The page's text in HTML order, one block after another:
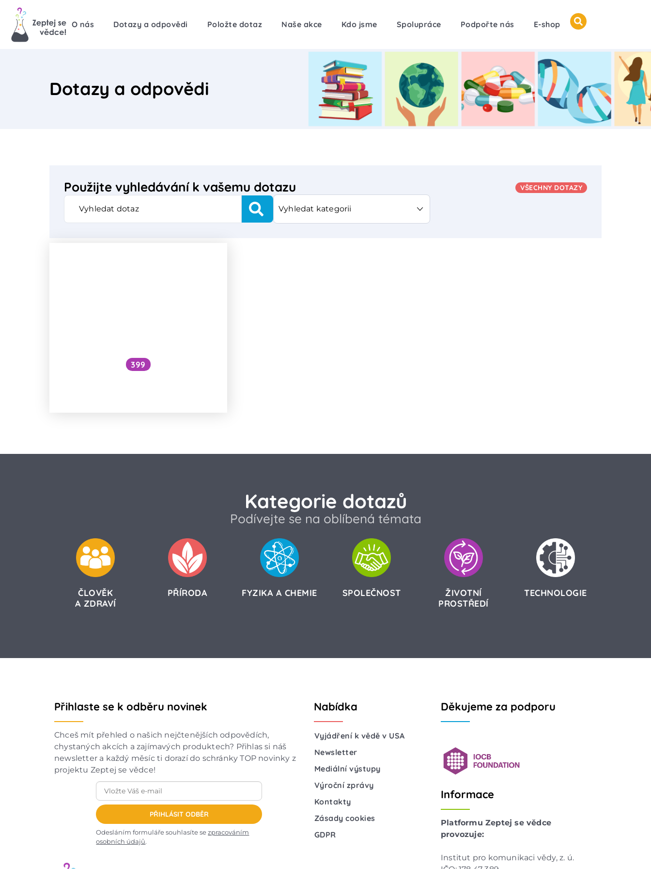
O nás Dotazy a odpovědi Položte dotaz Naše akce Kdo jsme Spolupráce Podpořte nás E-shop
Dotazy a odpovědi
Použijte vyhledávání k vašemu dotazu VŠECHNY DOTAZY
399
Kategorie dotazů
Podívejte se na oblíbená témata
ČLOVĚK
A ZDRAVÍ
PŘÍRODA FYZIKA A CHEMIE SPOLEČNOST
ŽIVOTNÍ
PROSTŘEDÍ
TECHNOLOGIE
Přihlaste se k odběru novinek
Chceš mít přehled o našich nejčtenějších odpovědích,
chystaných akcích a zajímavých produktech? Přihlas si náš
newsletter a každý měsíc ti dorazí do schránky TOP novinky z
projektu Zeptej se vědce!
PŘIHLÁSIT ODBĚR
Odesláním formuláře souhlasíte sezpracováním
osobních údajů.
Nabídka
Vyjádření k vědě v USA
Newsletter
Mediální výstupy
Výroční zprávy
Kontakty
Zásady cookies
GDPR
Děkujeme za podporu
Informace
Platformu Zeptej se vědce
provozuje:
Institut pro komunikaci vědy, z. ú.